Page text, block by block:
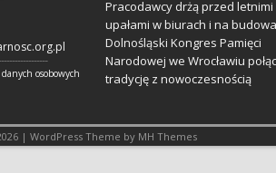
osobowych
Pracodawcy drżą przed letnimi
upałami w biurach i na
Dolnośląski Kongres Pamięci
Narodowej we Wrocławiu
tradycję z nowoczesnością
| WordPress Theme by MH Themes